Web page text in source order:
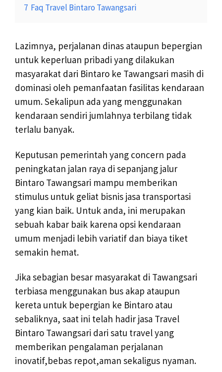
7 Faq Travel Bintaro Tawangsari
Lazimnya, perjalanan dinas ataupun bepergian
untuk keperluan pribadi yang dilakukan
masyarakat dari Bintaro ke Tawangsari masih di
dominasi oleh pemanfaatan fasilitas kendaraan
umum. Sekalipun ada yang menggunakan
kendaraan sendiri jumlahnya terbilang tidak
terlalu banyak.
Keputusan pemerintah yang concern pada
peningkatan jalan raya di sepanjang jalur
Bintaro Tawangsari mampu memberikan
stimulus untuk geliat bisnis jasa transportasi
yang kian baik. Untuk anda, ini merupakan
sebuah kabar baik karena opsi kendaraan
umum menjadi lebih variatif dan biaya tiket
semakin hemat.
Jika sebagian besar masyarakat di Tawangsari
terbiasa menggunakan bus akap ataupun
kereta untuk bepergian ke Bintaro atau
sebaliknya, saat ini telah hadir jasa Travel
Bintaro Tawangsari dari satu travel yang
memberikan pengalaman perjalanan
inovatif,bebas repot,aman sekaligus nyaman.